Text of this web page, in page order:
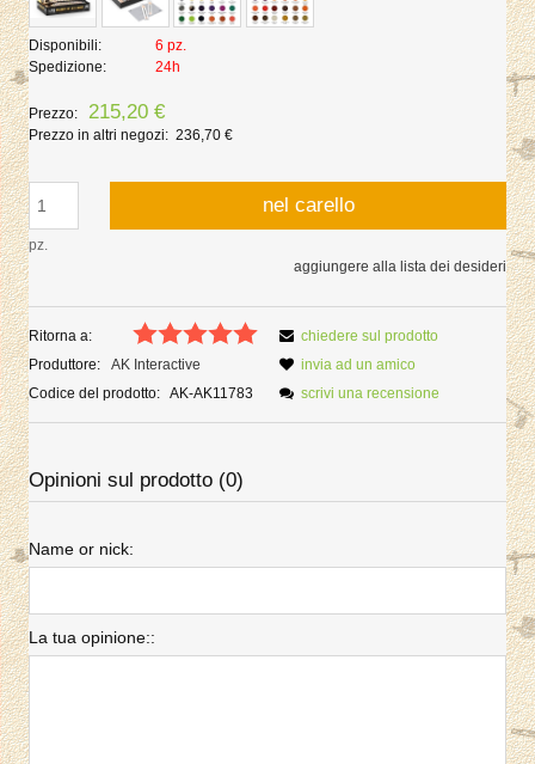
Disponibili:
6 pz.
Spedizione:
24h
Prezzo: 215,20 €
Prezzo in altri negozi: 236,70 €
pz.
nel carello
aggiungere alla lista dei desideri
Ritorna a:
Produttore:
AK Interactive
Codice del prodotto: AK-AK11783
chiedere sul prodotto
invia ad un amico
scrivi una recensione
Opinioni sul prodotto (0)
Name or nick:
La tua opinione::